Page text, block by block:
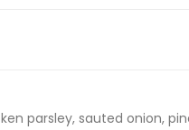
parsley, sauted onion,